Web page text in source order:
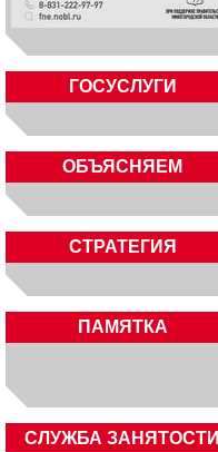
ГОСУСЛУГИ
ОБЪЯСНЯЕМ
СТРАТЕГИЯ
ПАМЯТКА
CЛУЖБА ЗАНЯТОСТИ